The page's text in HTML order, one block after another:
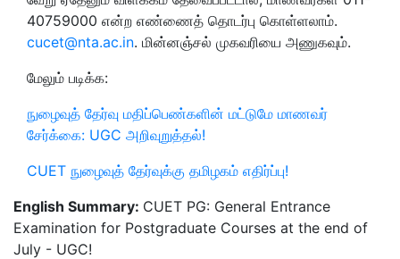
40759000 என்ற எண்ணைத் தொடர்பு கொள்ளலாம்.
cucet@nta.ac.in. மின்னஞ்சல் முகவரியை அணுகவும்.
மேலும் படிக்க:
நுழைவுத் தேர்வு மதிப்பெண்களின் மட்டுமே மாணவர்
சேர்க்கை: UGC அறிவுறுத்தல்!
CUET நுழைவுத் தேர்வுக்கு தமிழகம் எதிர்ப்பு!
English Summary: CUET PG: General Entrance
Examination for Postgraduate Courses at the end of
July - UGC!